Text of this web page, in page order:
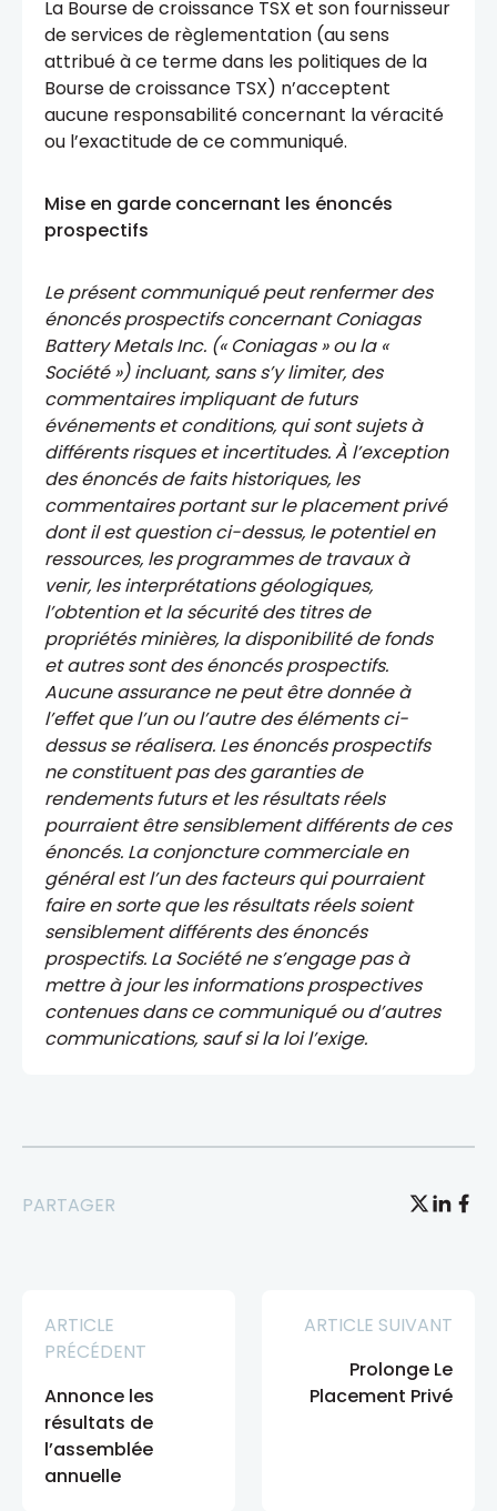
La Bourse de croissance TSX et son fournisseur
de services de règlementation (au sens
attribué à ce terme dans les politiques de la
Bourse de croissance TSX) n’acceptent
aucune responsabilité concernant la véracité
ou l’exactitude de ce communiqué.
Mise en garde concernant les énoncés
prospectifs
Le présent communiqué peut renfermer des
énoncés prospectifs concernant Coniagas
Battery Metals Inc. (« Coniagas » ou la «
Société ») incluant, sans s’y limiter, des
commentaires impliquant de futurs
événements et conditions, qui sont sujets à
différents risques et incertitudes. À l’exception
des énoncés de faits historiques, les
commentaires portant sur le placement privé
dont il est question ci-dessus, le potentiel en
ressources, les programmes de travaux à
venir, les interprétations géologiques,
l’obtention et la sécurité des titres de
propriétés minières, la disponibilité de fonds
et autres sont des énoncés prospectifs.
Aucune assurance ne peut être donnée à
l’effet que l’un ou l’autre des éléments ci-
dessus se réalisera. Les énoncés prospectifs
ne constituent pas des garanties de
rendements futurs et les résultats réels
pourraient être sensiblement différents de ces
énoncés. La conjoncture commerciale en
général est l’un des facteurs qui pourraient
faire en sorte que les résultats réels soient
sensiblement différents des énoncés
prospectifs. La Société ne s’engage pas à
mettre à jour les informations prospectives
contenues dans ce communiqué ou d’autres
communications, sauf si la loi l’exige.
PARTAGER
ARTICLE
PRÉCÉDENT
Annonce les
résultats de
l’assemblée
annuelle
ARTICLE SUIVANT
Prolonge Le
Placement Privé